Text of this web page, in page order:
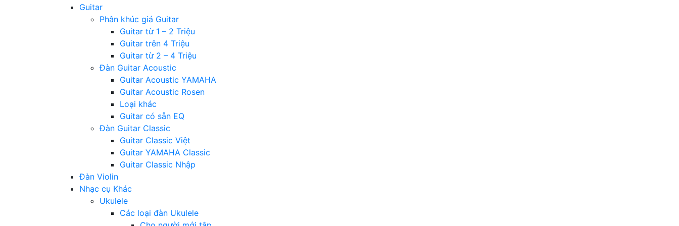
Guitar
Phân khúc giá Guitar
Guitar từ 1 – 2 Triệu
Guitar trên 4 Triệu
Guitar từ 2 – 4 Triệu
Đàn Guitar Acoustic
Guitar Acoustic YAMAHA
Guitar Acoustic Rosen
Loại khác
Guitar có sẵn EQ
Đàn Guitar Classic
Guitar Classic Việt
Guitar YAMAHA Classic
Guitar Classic Nhập
Đàn Violin
Nhạc cụ Khác
Ukulele
Các loại đàn Ukulele